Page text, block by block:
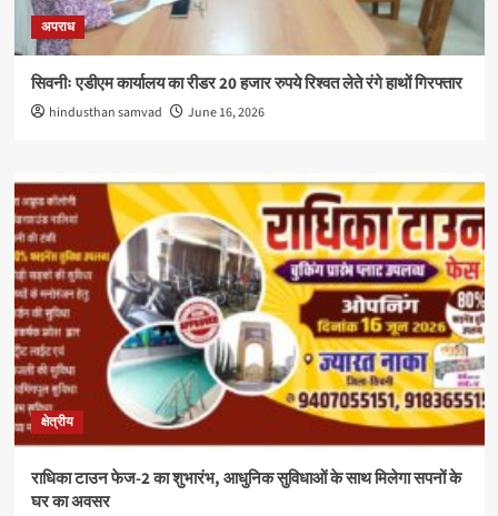
अपराध
सिवनीः एडीएम कार्यालय का रीडर 20 हजार रुपये रिश्वत लेते रंगे हाथों गिरफ्तार
hindusthan samvad June 16, 2026
क्षेत्रीय
राधिका टाउन फेज-2 का शुभारंभ, आधुनिक सुविधाओं के साथ मिलेगा सपनों के
घर का अवसर